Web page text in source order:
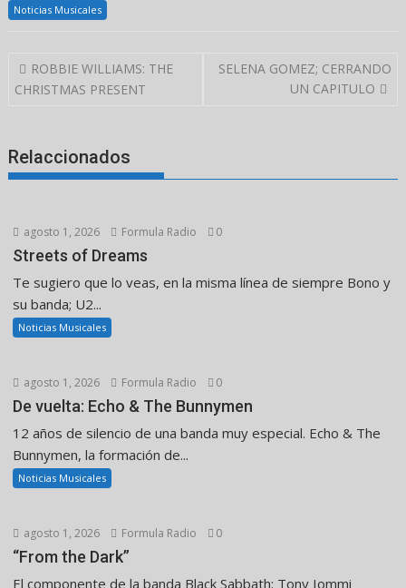
Noticias Musicales
Navegación
de
ROBBIE WILLIAMS: THE
CHRISTMAS PRESENT
SELENA GOMEZ; CERRANDO
UN CAPITULO
Relaccionados
agosto 1, 2026 Formula Radio 0
Streets of Dreams
Te sugiero que lo veas, en la misma línea de siempre Bono y
su banda; U2...
Noticias Musicales
agosto 1, 2026 Formula Radio 0
De vuelta: Echo & The Bunnymen
12 años de silencio de una banda muy especial. Echo & The
Bunnymen, la formación de...
Noticias Musicales
agosto 1, 2026 Formula Radio 0
“From the Dark”
El componente de la banda Black Sabbath: Tony Iommi